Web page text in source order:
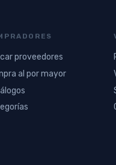
proveedores
al por mayor